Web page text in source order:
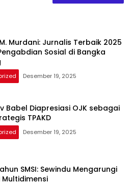
Murdani: Jurnalis Terbaik 2025
Sosial di Bangka
Desember 19, 2025
Babel Diapresiasi OJK sebagai
TPAKD
Desember 19, 2025
SMSI: Sewindu Mengarungi
Multidimensi